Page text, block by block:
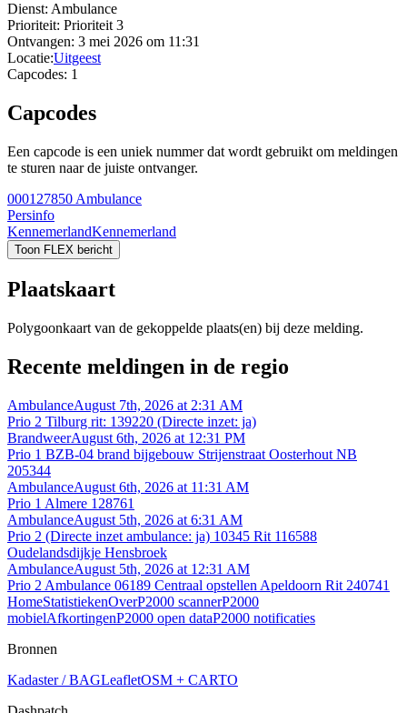
Dienst: Ambulance
Prioriteit: Prioriteit 3
Ontvangen: 3 mei 2026 om 11:31
Locatie:Uitgeest
Capcodes: 1
Capcodes
Een capcode is een uniek nummer dat wordt gebruikt om meldingen
te sturen naar de juiste ontvanger.
000127850 Ambulance
Persinfo
KennemerlandKennemerland
Toon FLEX bericht
Plaatskaart
Polygoonkaart van de gekoppelde plaats(en) bij deze melding.
Recente meldingen in de regio
AmbulanceAugust 7th, 2026 at 2:31 AM
Prio 2 Tilburg rit: 139220 (Directe inzet: ja)
BrandweerAugust 6th, 2026 at 12:31 PM
Prio 1 BZB-04 brand bijgebouw Strijenstraat Oosterhout NB
205344
AmbulanceAugust 6th, 2026 at 11:31 AM
Prio 1 Almere 128761
AmbulanceAugust 5th, 2026 at 6:31 AM
Prio 2 (Directe inzet ambulance: ja) 10345 Rit 116588
Oudelandsdijkje Hensbroek
AmbulanceAugust 5th, 2026 at 12:31 AM
Prio 2 Ambulance 06189 Centraal opstellen Apeldoorn Rit 240741
HomeStatistiekenOverP2000 scannerP2000
mobielAfkortingenP2000 open dataP2000 notificaties
Bronnen
Kadaster / BAGLeafletOSM + CARTO